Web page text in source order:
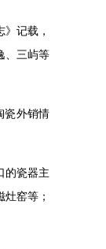
记载，
、三屿等
瓷外销情
的瓷器主
窑等；